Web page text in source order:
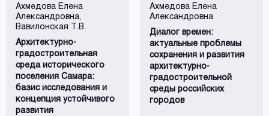
Ахмедова Елена
Александровна,
Вавилонская Т.В.
Архитектурно-
градостроительная
среда исторического
поселения Самара:
базис исследования и
концепция устойчивого
развития
Ахмедова Елена
Александровна
Диалог времен:
актуальные проблемы
сохранения и развития
архитектурно-
градостроительной
среды российских
городов